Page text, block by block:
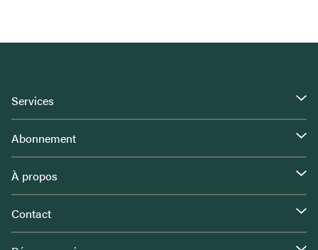
Services
Abonnement
À propos
Contact